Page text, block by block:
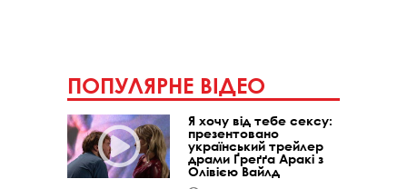
ПОПУЛЯРНЕ ВІДЕО
Я хочу від тебе сексу:
презентовано
український трейлер
драми Ґреґґа Аракі з
Олівією Вайлд